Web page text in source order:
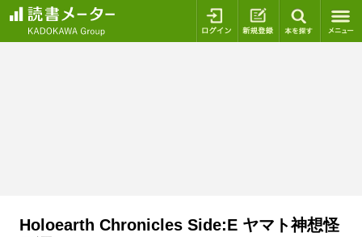
ログイン 新規登録
Holoearth Chronicles Side:E ヤマト神想怪